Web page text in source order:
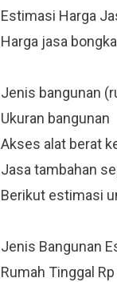
Estimasi Harga
Harga jasa
Jenis bangunan
Ukuran bangunan
Akses alat berat
Jasa tambahan
Berikut estimasi
Jenis Bangunan
Rumah Tinggal